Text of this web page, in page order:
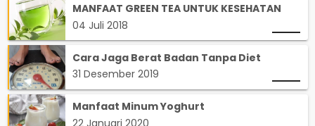
MANFAAT GREEN TEA UNTUK KESEHATAN
04 Juli 2018
Cara Jaga Berat Badan Tanpa Diet
31 Desember 2019
Manfaat Minum Yoghurt
22 Januari 2020